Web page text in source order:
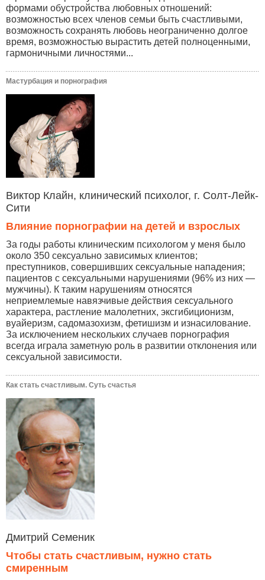
формами обустройства любовных отношений:
возможностью всех членов семьи быть счастливыми,
возможность сохранять любовь неограниченно долгое
время, возможностью вырастить детей полноценными,
гармоничными личностями...
Мастурбация и порнография
Виктор Клайн, клинический психолог, г. Солт-Лейк-
Сити
Влияние порнографии на детей и взрослых
За годы работы клиническим психологом у меня было
около 350 сексуально зависимых клиентов;
преступников, совершивших сексуальные нападения;
пациентов с сексуальными нарушениями (96% из них —
мужчины). К таким нарушениям относятся
неприемлемые навязчивые действия сексуального
характера, растление малолетних, эксгибиционизм,
вуайеризм, садомазохизм, фетишизм и изнасилование.
За исключением нескольких случаев порнография
всегда играла заметную роль в развитии отклонения или
сексуальной зависимости.
Как стать счастливым. Суть счастья
Дмитрий Семеник
Чтобы стать счастливым, нужно стать
смиренным